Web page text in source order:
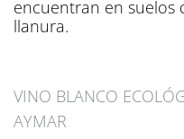
encuentran en suelos
llanura.
VINO BLANCO
AYMAR